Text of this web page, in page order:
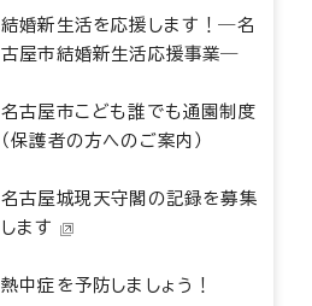
結婚新生活を応援します！―名
古屋市結婚新生活応援事業―
名古屋市こども誰でも通園制度
（保護者の方へのご案内）
名古屋城現天守閣の記録を募集
します
熱中症を予防しましょう！